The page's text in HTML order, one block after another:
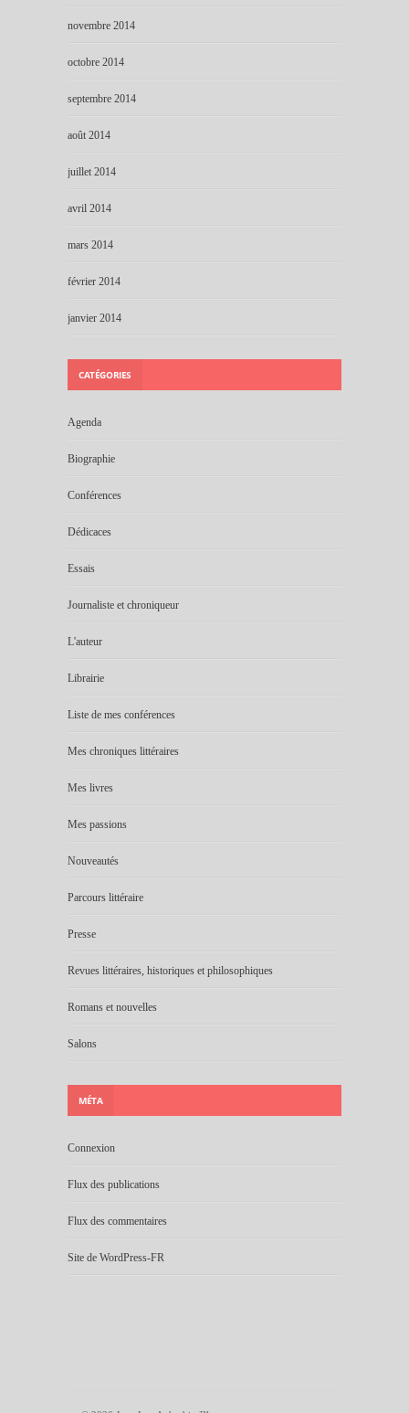
novembre 2014
octobre 2014
septembre 2014
août 2014
juillet 2014
avril 2014
mars 2014
février 2014
janvier 2014
CATÉGORIES
Agenda
Biographie
Conférences
Dédicaces
Essais
Journaliste et chroniqueur
L'auteur
Librairie
Liste de mes conférences
Mes chroniques littéraires
Mes livres
Mes passions
Nouveautés
Parcours littéraire
Presse
Revues littéraires, historiques et philosophiques
Romans et nouvelles
Salons
MÉTA
Connexion
Flux des publications
Flux des commentaires
Site de WordPress-FR